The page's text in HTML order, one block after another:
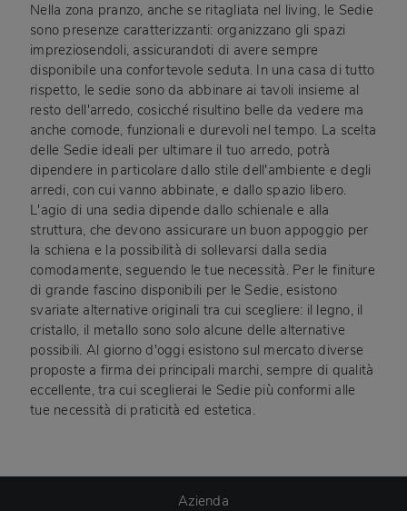
Nella zona pranzo, anche se ritagliata nel living, le Sedie
sono presenze caratterizzanti: organizzano gli spazi
impreziosendoli, assicurandoti di avere sempre
disponibile una confortevole seduta. In una casa di tutto
rispetto, le sedie sono da abbinare ai tavoli insieme al
resto dell'arredo, cosicché risultino belle da vedere ma
anche comode, funzionali e durevoli nel tempo. La scelta
delle Sedie ideali per ultimare il tuo arredo, potrà
dipendere in particolare dallo stile dell'ambiente e degli
arredi, con cui vanno abbinate, e dallo spazio libero.
L'agio di una sedia dipende dallo schienale e alla
struttura, che devono assicurare un buon appoggio per
la schiena e la possibilità di sollevarsi dalla sedia
comodamente, seguendo le tue necessità. Per le finiture
di grande fascino disponibili per le Sedie, esistono
svariate alternative originali tra cui scegliere: il legno, il
cristallo, il metallo sono solo alcune delle alternative
possibili. Al giorno d'oggi esistono sul mercato diverse
proposte a firma dei principali marchi, sempre di qualità
eccellente, tra cui sceglierai le Sedie più conformi alle
tue necessità di praticità ed estetica.
Azienda